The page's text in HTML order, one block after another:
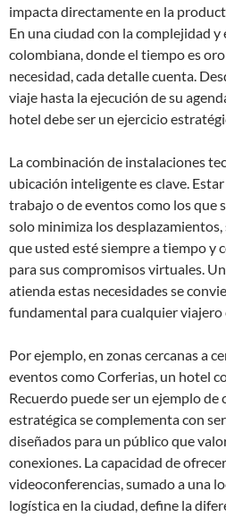
impacta directamente en la
En una ciudad con la complejidad
colombiana, donde el tiempo es
necesidad, cada detalle cuenta.
viaje hasta la ejecución de su
hotel debe ser un ejercicio
La combinación de instalaciones
ubicación inteligente es clave.
trabajo o de eventos como los que
solo minimiza los
que usted esté siempre a tiempo y
para sus compromisos virtuales.
atienda estas necesidades se
fundamental para cualquier viajero
Por ejemplo, en zonas cercanas a
eventos como Corferias, un hotel
Recuerdo puede ser un ejemplo de
estratégica se complementa con
diseñados para un público que
conexiones. La capacidad de
videoconferencias, sumado a una
logística en la ciudad, define la